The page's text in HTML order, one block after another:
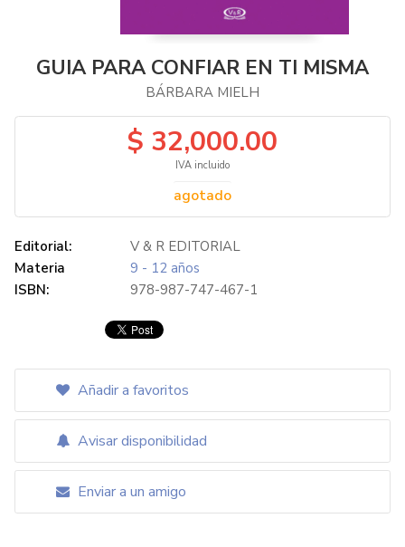
GUIA PARA CONFIAR EN TI MISMA
BÁRBARA MIELH
$ 32,000.00
IVA incluido
agotado
Editorial:
V & R EDITORIAL
Materia
9 - 12 años
ISBN:
978-987-747-467-1
Añadir a favoritos
Avisar disponibilidad
Enviar a un amigo